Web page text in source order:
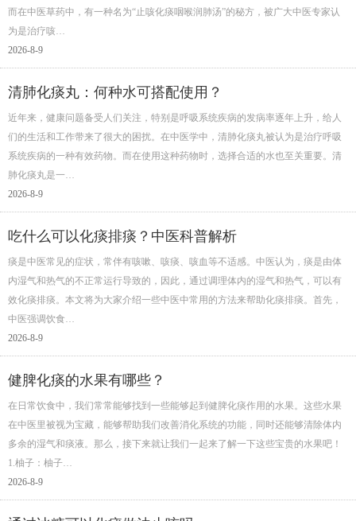
而在中医草药中，有一种名为“止咳化痰咽喉润肺汤”的秘方，被广大中医专家认
为是治疗咳…
2026-8-9
清肺化痰丸：何种水可搭配使用？
近年来，健康问题备受人们关注，特别是呼吸系统疾病的发病率逐年上升，给人
们的生活和工作带来了很大的困扰。在中医学中，清肺化痰丸被认为是治疗呼吸
系统疾病的一种有效药物。而在使用这种药物时，选择合适的水也至关重要。清
肺化痰丸是一…
2026-8-9
吃什么可以化痰排痰？中医科普解析
痰是中医常见的症状，常伴有咳嗽、咳痰、咳血等不适感。中医认为，痰是由体
内湿气和热气的不正常运行导致的，因此，通过调理体内的湿气和热气，可以有
效化痰排痰。本文将为大家介绍一些中医中常用的方法来帮助化痰排痰。首先，
中医强调饮食…
2026-8-9
健脾化痰的水果有哪些？
在日常饮食中，我们常常能够找到一些能够起到健脾化痰作用的水果。这些水果
在中医里被视为宝藏，能够帮助我们改善消化系统的功能，同时还能够清除体内
多余的湿气和痰液。那么，接下来就让我们一起来了解一下这些宝贵的水果吧！
1.柚子：柚子…
2026-8-9